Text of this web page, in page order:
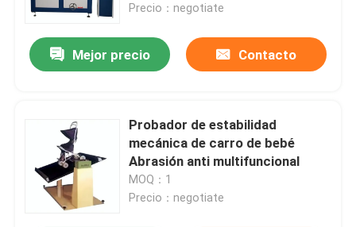
Precio：negotiate
Mejor precio Contacto
Probador de estabilidad
mecánica de carro de bebé
Abrasión anti multifuncional
MOQ：1
Precio：negotiate